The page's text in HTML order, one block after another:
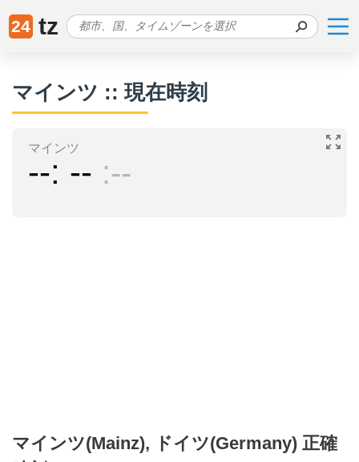
24 tz
マインツ :: 現在時刻
マインツ
-- -- --
マインツ(Mainz), ドイツ(Germany) 正確